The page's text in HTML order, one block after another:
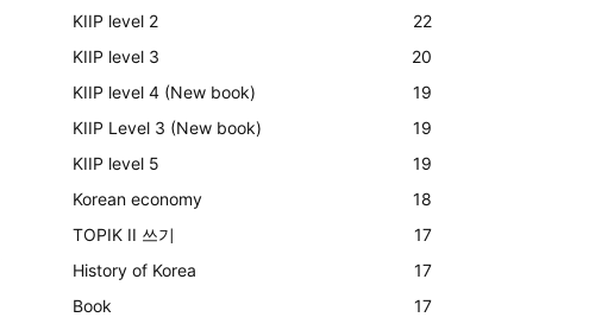
KIIP level 2
22
KIIP level 3
20
KIIP level 4 (New book)
19
KIIP Level 3 (New book)
19
KIIP level 5
19
Korean economy
18
TOPIK II 쓰기
17
History of Korea
17
Book
17